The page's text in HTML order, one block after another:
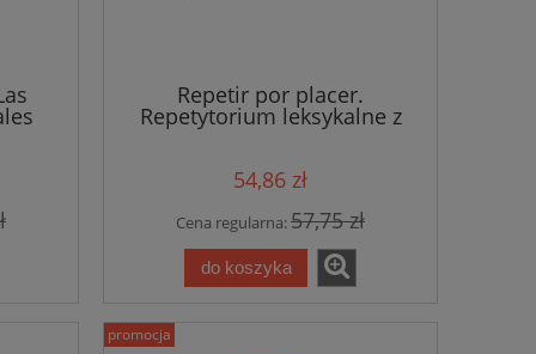
Repetir por placer.
Repetytorium leksykalne z
języka hiszpańskiego od A2.
54,86 zł
Cena regularna:57,75 zł
do koszyka
promocja